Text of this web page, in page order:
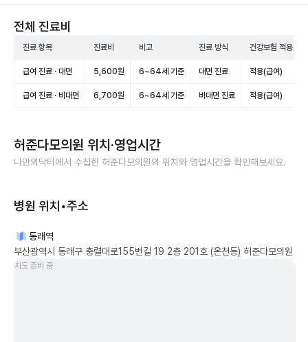
전체 진료비
진료 항목 진료비 비고 진료 방식 건강보험 적용
급여 진료 · 대면 5,600원 6~64세 기준 대면 진료 적용(급여)
급여 진료 · 비대면 6,700원 6~64세 기준 비대면 진료 적용(급여)
허준다모의원 위치·영업시간
나만의닥터에서 수집한 허준다모의원의 위치와 영업시간을 확인해보세요.
병원 위치•주소
동래역
부산광역시 동래구 충렬대로155번길 19 2층 201호 (온천동) 허준다모의원
지도 준비 중